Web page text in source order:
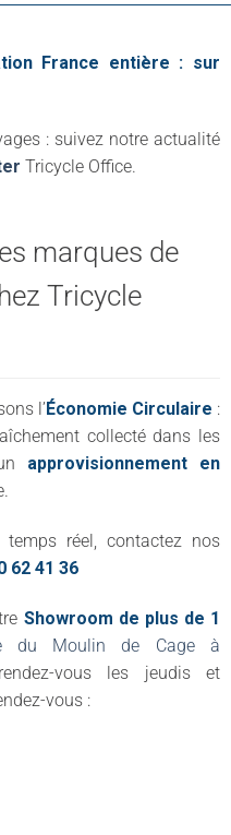
France entière : sur
: suivez notre actualité
Tricycle Office.
marques de
Tricycle
l’Économie Circulaire :
collecté dans les
approvisionnement en
réel, contactez nos
62 41 36
Showroom de plus de 1
du Moulin de Cage à
vous les jeudis et
vous :